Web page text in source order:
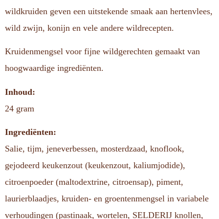
wildkruiden geven een uitstekende smaak aan hertenvlees,
wild zwijn, konijn en vele andere wildrecepten.
Kruidenmengsel voor fijne wildgerechten gemaakt van
hoogwaardige ingrediënten.
Inhoud:
24 gram
Ingrediënten:
Salie, tijm, jeneverbessen, mosterdzaad, knoflook,
gejodeerd keukenzout (keukenzout, kaliumjodide),
citroenpoeder (maltodextrine, citroensap), piment,
laurierblaadjes, kruiden- en groentenmengsel in variabele
verhoudingen (pastinaak, wortelen, SELDERIJ knollen,